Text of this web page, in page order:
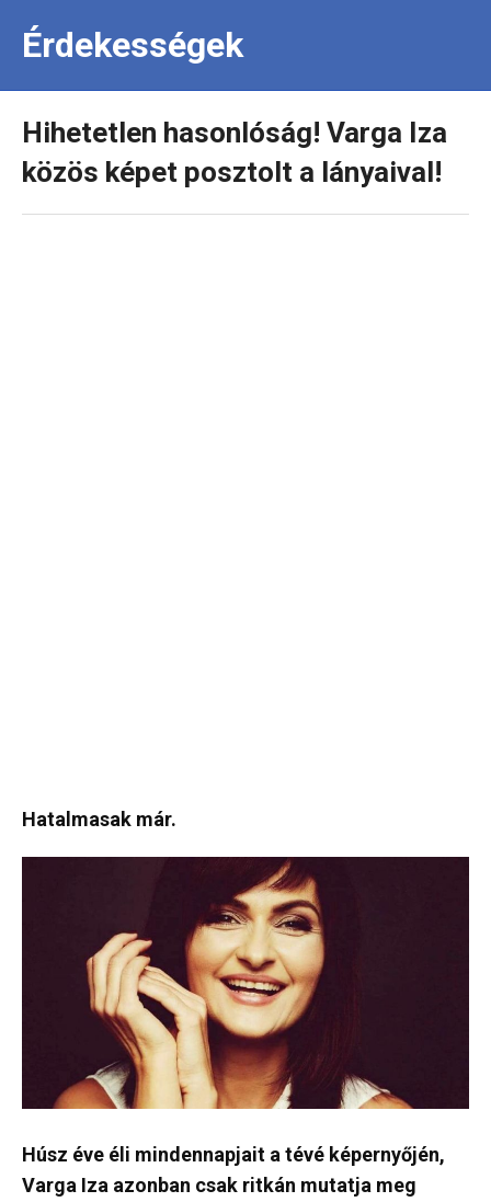
Érdekességek
Hihetetlen hasonlóság! Varga Iza
közös képet posztolt a lányaival!
Hatalmasak már.
Húsz éve éli mindennapjait a tévé képernyőjén,
Varga Iza azonban csak ritkán mutatja meg